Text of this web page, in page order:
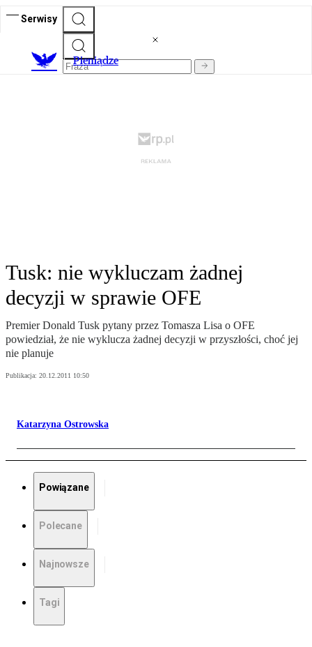
Serwisy
Pieniądze
Tusk: nie wykluczam żadnej
decyzji w sprawie OFE
Premier Donald Tusk pytany przez Tomasza Lisa o OFE
powiedział, że nie wyklucza żadnej decyzji w przyszłości, choć jej
nie planuje
Publikacja: 20.12.2011 10:50
Katarzyna Ostrowska
Powiązane
Polecane
Najnowsze
Tagi